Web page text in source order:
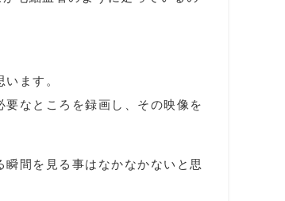
ます。
なところを録画し、その映像を
間を見る事はなかなかないと思